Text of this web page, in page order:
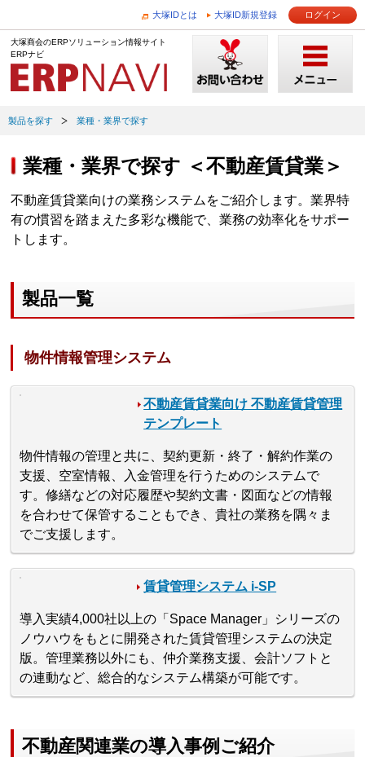
大塚IDとは 大塚ID新規登録 ログイン
大塚商会のERPソリューション情報サイト
ERPナビ
製品を探す 業種・業界で探す
業種・業界で探す ＜不動産賃貸業＞
不動産賃貸業向けの業務システムをご紹介します。業界特
有の慣習を踏まえた多彩な機能で、業務の効率化をサポー
トします。
製品一覧
物件情報管理システム
不動産賃貸業向け 不動産賃貸管理
テンプレート
物件情報の管理と共に、契約更新・終了・解約作業の
支援、空室情報、入金管理を行うためのシステムで
す。修繕などの対応履歴や契約文書・図面などの情報
を合わせて保管することもでき、貴社の業務を隅々ま
でご支援します。
賃貸管理システム i-SP
導入実績4,000社以上の「Space Manager」シリーズの
ノウハウをもとに開発された賃貸管理システムの決定
版。管理業務以外にも、仲介業務支援、会計ソフトと
の連動など、総合的なシステム構築が可能です。
不動産関連業の導入事例ご紹介